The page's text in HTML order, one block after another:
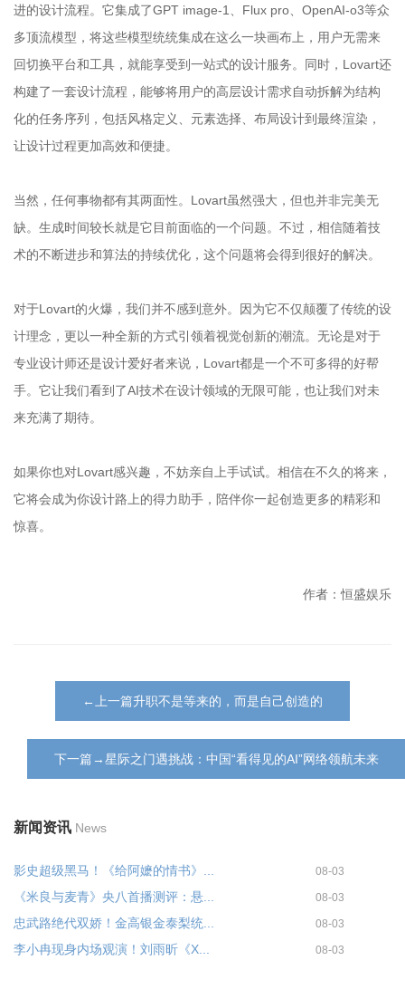
进的设计流程。它集成了GPT image-1、Flux pro、OpenAI-o3等众
多顶流模型，将这些模型统统集成在这么一块画布上，用户无需来
回切换平台和工具，就能享受到一站式的设计服务。同时，Lovart还
构建了一套设计流程，能够将用户的高层设计需求自动拆解为结构
化的任务序列，包括风格定义、元素选择、布局设计到最终渲染，
让设计过程更加高效和便捷。
当然，任何事物都有其两面性。Lovart虽然强大，但也并非完美无
缺。生成时间较长就是它目前面临的一个问题。不过，相信随着技
术的不断进步和算法的持续优化，这个问题将会得到很好的解决。
对于Lovart的火爆，我们并不感到意外。因为它不仅颠覆了传统的设
计理念，更以一种全新的方式引领着视觉创新的潮流。无论是对于
专业设计师还是设计爱好者来说，Lovart都是一个不可多得的好帮
手。它让我们看到了AI技术在设计领域的无限可能，也让我们对未
来充满了期待。
如果你也对Lovart感兴趣，不妨亲自上手试试。相信在不久的将来，
它将会成为你设计路上的得力助手，陪伴你一起创造更多的精彩和
惊喜。
作者：恒盛娱乐
←上一篇升职不是等来的，而是自己创造的
下一篇→‌星际之门遇挑战：中国“看得见的AI”网络领航未来‌
新闻资讯 News
影史超级黑马！《给阿嬷的情书》... 08-03
《米良与麦青》央八首播测评：悬... 08-03
忠武路绝代双娇！金高银金泰梨统... 08-03
李小冉现身内场观演！刘雨昕《X... 08-03